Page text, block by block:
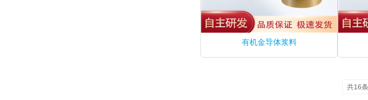
有机金导体浆料
共16条